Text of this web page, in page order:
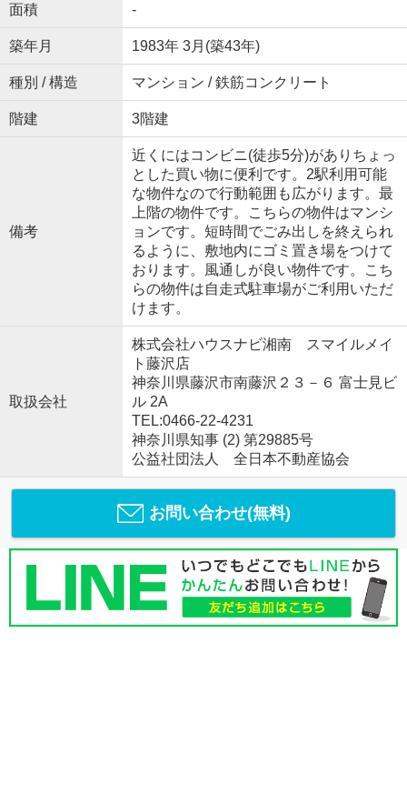
面積 -
築年月 1983年 3月(築43年)
種別 / 構造 マンション / 鉄筋コンクリート
階建 3階建
備考
近くにはコンビニ(徒歩5分)がありちょっ
とした買い物に便利です。2駅利用可能
な物件なので行動範囲も広がります。最
上階の物件です。こちらの物件はマンシ
ョンです。短時間でごみ出しを終えられ
るように、敷地内にゴミ置き場をつけて
おります。風通しが良い物件です。こち
らの物件は自走式駐車場がご利用いただ
けます。
取扱会社
株式会社ハウスナビ湘南 スマイルメイ
ト藤沢店
神奈川県藤沢市南藤沢２３－６ 富士見ビ
ル 2A
TEL:0466-22-4231
神奈川県知事 (2) 第29885号
公益社団法人 全日本不動産協会
お問い合わせ(無料)